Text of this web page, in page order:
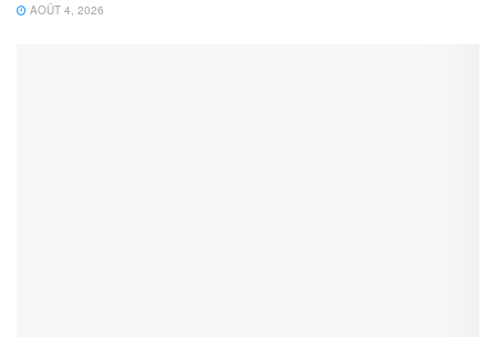
AOÛT 4, 2026